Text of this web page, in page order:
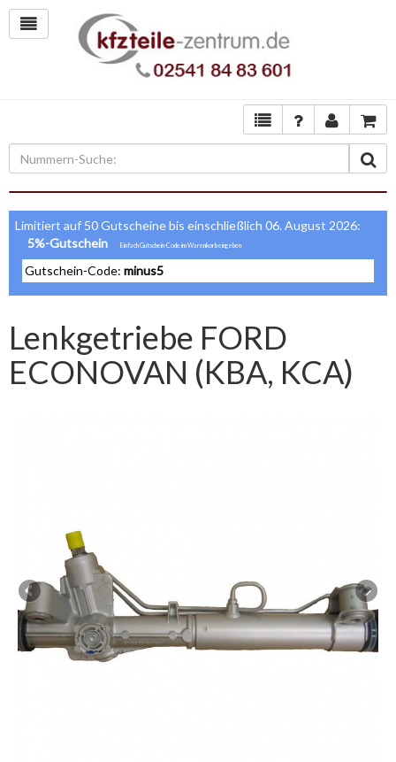
Limitiert auf 50 Gutscheine bis einschließlich 06. August 2026:
5%-Gutschein
Gutschein-Code: minus5
Lenkgetriebe FORD
ECONOVAN (KBA, KCA)